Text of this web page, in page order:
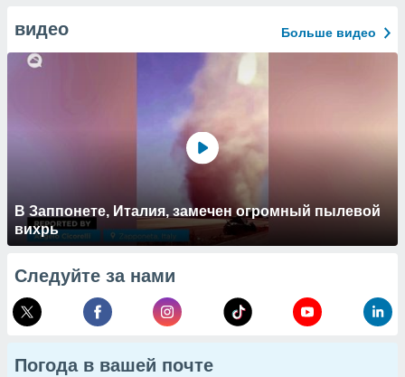
видео Больше видео
В Заппонете, Италия, замечен огромный пылевой
вихрь
Следуйте за нами
Погода в вашей почте